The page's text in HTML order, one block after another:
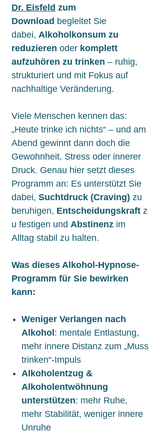
Dr. Eisfeld zum
Download begleitet Sie
dabei, Alkoholkonsum zu
reduzieren oder komplett
aufzuhören zu trinken – ruhig,
strukturiert und mit Fokus auf
nachhaltige Veränderung.
Viele Menschen kennen das:
„Heute trinke ich nichts“ – und am
Abend gewinnt dann doch die
Gewohnheit, Stress oder innerer
Druck. Genau hier setzt dieses
Programm an: Es unterstützt Sie
dabei, Suchtdruck (Craving) zu
beruhigen, Entscheidungskraft z
u festigen und Abstinenz im
Alltag stabil zu halten.
Was dieses Alkohol-Hypnose-
Programm für Sie bewirken
kann:
Weniger Verlangen nach
Alkohol: mentale Entlastung,
mehr innere Distanz zum „Muss
trinken“-Impuls
Alkoholentzug &
Alkoholentwöhnung
unterstützen: mehr Ruhe,
mehr Stabilität, weniger innere
Unruhe